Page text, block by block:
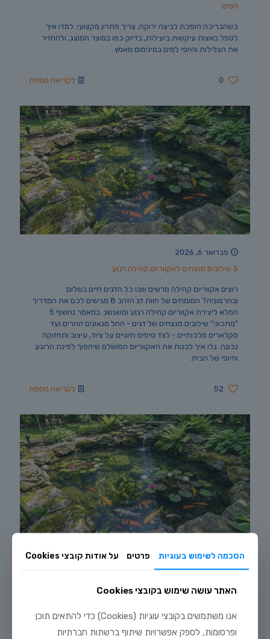
המים
כשהבריכה הופכת לביצה ירוקה, צריך פתרון מקצועי. למדו איך
לטפל באצות עיקשות ביעילות, בדיוק כמו במוצר המוצג, ולהחזיר
את הצלילות והיופי למים במינימום מאמץ.
0 לקריאה נוספת
פברואר 6, 2026
5 שילובים מנצחים לאקווריום קהילה רגוע
רוצים אקווריום קהילה מרשים שבו כל הדגים חיים בשלום
ובהרמוניה? המומחים של חוות דג הזהב 8 מגישים לכם את המדריך
המלא ליצירת אקווריום קהילה רגוע ומשגשג. במאמר נחשוף 5
"מתכוני" שילובים מנצחים של דגים - החל מנאונים זוהרים ועד
סקלארים מלכותיים - לצד טיפים חיוניים על ציוד, עיצוב ותחזוקה
נכונה. גלו איך לבנות את האקווריום המושלם שיהפוך לפינת הרוגע
והיופי של הבית.
52 לקריאה נוספת
ינואר 25, 2026
עולם גידול דגי הנוי עובר מהפכה דיגיטלית המאפשרת לכם ליהנות
המדריך המלא לשימוש בבינה מלאכותית לתחזוקת אקווריום ביתי
ובריכת נוי. גלו איך ניתן לאבחן מחלות בזמן אמת, לנתח מדדי מים
הסכמה לשימוש בעוגיות פרטים על אודות קובצי Cookies
האתר עושה שימוש בקובצי Cookies
אנו משתמשים בקובצי עוגיות (Cookies) כדי להתאים תוכן
ופרסומות, לספק אפשרויות שיתוף ברשתות חברתיות